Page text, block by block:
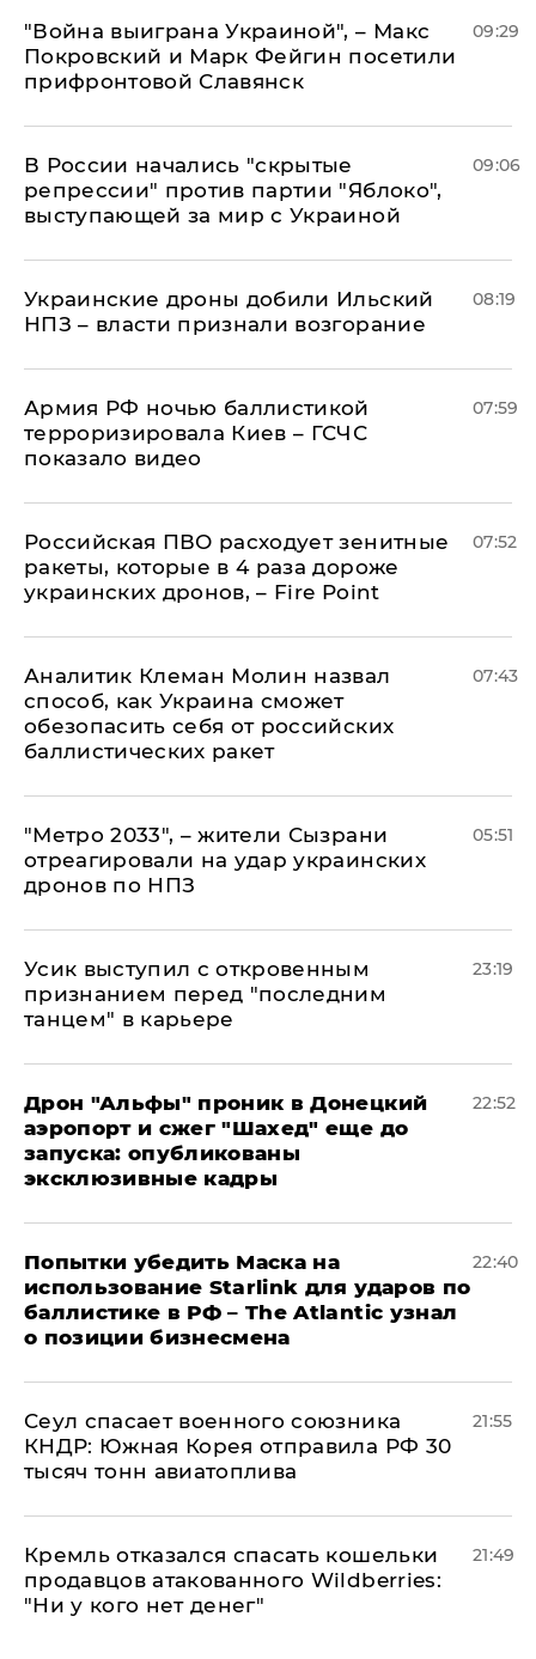
"Война выиграна Украиной", – Макс
Покровский и Марк Фейгин посетили
прифронтовой Славянск
09:29
В России начались "скрытые
репрессии" против партии "Яблоко",
выступающей за мир с Украиной
09:06
Украинские дроны добили Ильский
НПЗ – власти признали возгорание
08:19
Армия РФ ночью баллистикой
терроризировала Киев – ГСЧС
показало видео
07:59
Российская ПВО расходует зенитные
ракеты, которые в 4 раза дороже
украинских дронов, – Fire Point
07:52
Аналитик Клеман Молин назвал
способ, как Украина сможет
обезопасить себя от российских
баллистических ракет
07:43
"Метро 2033", – жители Сызрани
отреагировали на удар украинских
дронов по НПЗ
05:51
Усик выступил с откровенным
признанием перед "последним
танцем" в карьере
23:19
Дрон "Альфы" проник в Донецкий
аэропорт и сжег "Шахед" еще до
запуска: опубликованы
эксклюзивные кадры
22:52
Попытки убедить Маска на
использование Starlink для ударов по
баллистике в РФ – The Atlantic узнал
о позиции бизнесмена
22:40
​Сеул спасает военного союзника
КНДР: Южная Корея отправила РФ 30
тысяч тонн авиатоплива
21:55
Кремль отказался спасать кошельки
продавцов атакованного Wildberries:
"Ни у кого нет денег"
21:49